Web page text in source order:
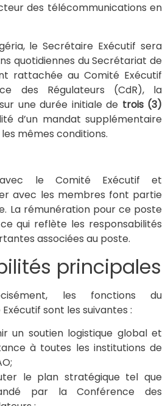
des télécommunications en
le Secrétaire Exécutif sera
quotidiennes du Secrétariat de
rattachée au Comité Exécutif
des Régulateurs (CdR), la
une durée initiale de trois (3)
d’un mandat supplémentaire
mêmes conditions.
le Comité Exécutif et
avec les membres font partie
La rémunération pour ce poste
qui reflète les responsabilités
associées au poste.
principales
les fonctions du
sont les suivantes :
un soutien logistique global et
à toutes les institutions de
le plan stratégique tel que
par la Conférence des